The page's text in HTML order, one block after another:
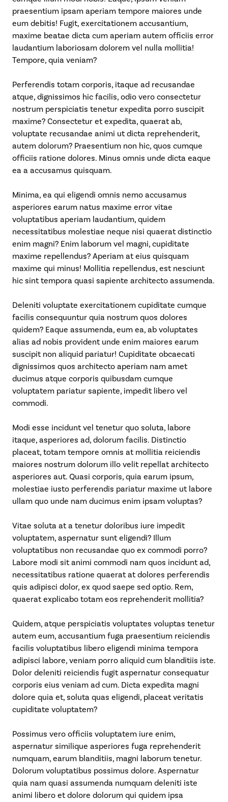
praesentium ipsam aperiam tempore maiores unde
eum debitis! Fugit, exercitationem accusantium,
maxime beatae dicta cum aperiam autem officiis error
laudantium laboriosam dolorem vel nulla mollitia!
Tempore, quia veniam?
Perferendis totam corporis, itaque ad recusandae
atque, dignissimos hic facilis, odio vero consectetur
nostrum perspiciatis tenetur expedita porro suscipit
maxime? Consectetur et expedita, quaerat ab,
voluptate recusandae animi ut dicta reprehenderit,
autem dolorum? Praesentium non hic, quos cumque
officiis ratione dolores. Minus omnis unde dicta eaque
ea a accusamus quisquam.
Minima, ea qui eligendi omnis nemo accusamus
asperiores earum natus maxime error vitae
voluptatibus aperiam laudantium, quidem
necessitatibus molestiae neque nisi quaerat distinctio
enim magni? Enim laborum vel magni, cupiditate
maxime repellendus? Aperiam at eius quisquam
maxime qui minus! Mollitia repellendus, est nesciunt
hic sint tempora quasi sapiente architecto assumenda.
Deleniti voluptate exercitationem cupiditate cumque
facilis consequuntur quia nostrum quos dolores
quidem? Eaque assumenda, eum ea, ab voluptates
alias ad nobis provident unde enim maiores earum
suscipit non aliquid pariatur! Cupiditate obcaecati
dignissimos quos architecto aperiam nam amet
ducimus atque corporis quibusdam cumque
voluptatem pariatur sapiente, impedit libero vel
commodi.
Modi esse incidunt vel tenetur quo soluta, labore
itaque, asperiores ad, dolorum facilis. Distinctio
placeat, totam tempore omnis at mollitia reiciendis
maiores nostrum dolorum illo velit repellat architecto
asperiores aut. Quasi corporis, quia earum ipsum,
molestiae iusto perferendis pariatur maxime ut labore
ullam quo unde nam ducimus enim ipsam voluptas?
Vitae soluta at a tenetur doloribus iure impedit
voluptatem, aspernatur sunt eligendi? Illum
voluptatibus non recusandae quo ex commodi porro?
Labore modi sit animi commodi nam quos incidunt ad,
necessitatibus ratione quaerat at dolores perferendis
quis adipisci dolor, ex quod saepe sed optio. Rem,
quaerat explicabo totam eos reprehenderit mollitia?
Quidem, atque perspiciatis voluptates voluptas tenetur
autem eum, accusantium fuga praesentium reiciendis
facilis voluptatibus libero eligendi minima tempora
adipisci labore, veniam porro aliquid cum blanditiis iste.
Dolor deleniti reiciendis fugit aspernatur consequatur
corporis eius veniam ad cum. Dicta expedita magni
dolore quia et, soluta quas eligendi, placeat veritatis
cupiditate voluptatem?
Possimus vero officiis voluptatem iure enim,
aspernatur similique asperiores fuga reprehenderit
numquam, earum blanditiis, magni laborum tenetur.
Dolorum voluptatibus possimus dolore. Aspernatur
quia nam quasi assumenda numquam deleniti iste
animi libero et dolore dolorum qui quidem ipsa